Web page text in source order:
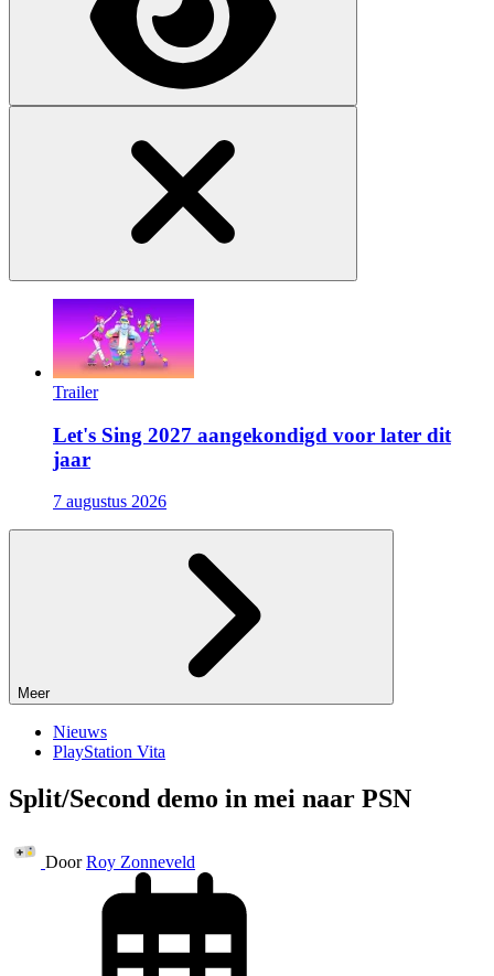
Trailer
Let's Sing 2027 aangekondigd voor later dit
jaar
7 augustus 2026
Meer
Nieuws
PlayStation Vita
Split/Second demo in mei naar PSN
Door Roy Zonneveld